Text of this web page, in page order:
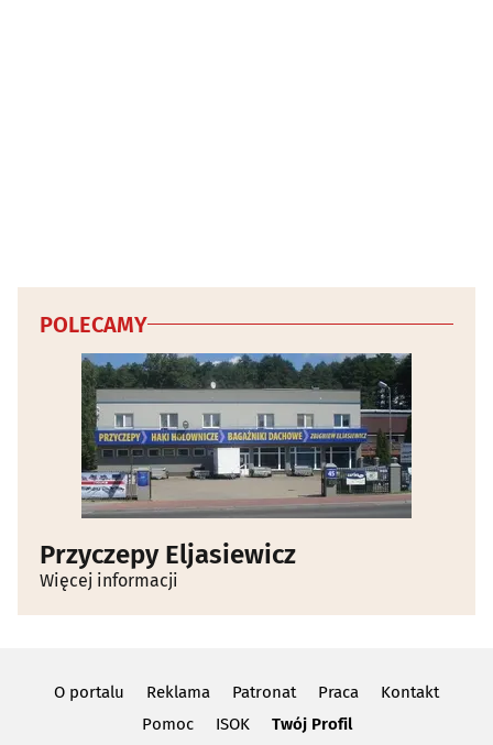
POLECAMY
Przyczepy Eljasiewicz
Więcej informacji
O portalu Reklama Patronat Praca
Kontakt
Pomoc
ISOK Twój Profil